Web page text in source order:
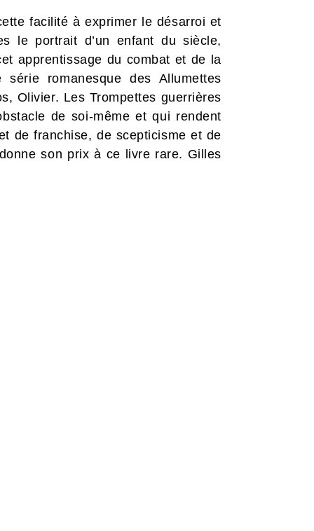
facilité à exprimer le désarroi et
le portrait d’un enfant du siècle,
apprentissage du combat et de la
romanesque des Allumettes
Olivier. Les Trompettes guerrières
de soi-même et qui rendent
de franchise, de scepticisme et de
son prix à ce livre rare. Gilles